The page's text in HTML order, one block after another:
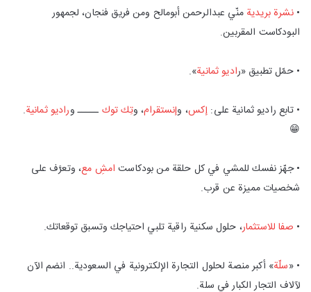
•نشرة بريدية منّي عبدالرحمن أبومالح ومن فريق فنجان، لجمهور
البودكاست المقربين.
• حمّل تطبيق «راديو ثمانية».
• تابع راديو ثمانية على: إكس، وإنستقرام، وتِك توك ـــــ وراديو ثمانية.
😁
• جهّز نفسك للمشي في كل حلقة من بودكاست امشِ مع، وتعرَّف على
شخصيات مميزة عن قرب.
• صفا للاستثمار، حلول سكنية راقية تلبي احتياجك وتسبق توقعاتك.
• «سلّة» أكبر منصة لحلول التجارة الإلكترونية في السعودية.. انضم الآن
لآلاف التجار الكبار في سلة.